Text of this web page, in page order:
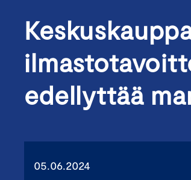
edellyttää
05.06.2024